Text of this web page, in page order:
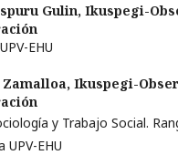
Gulin, Ikuspegi-
EHU
Ikuspegi-
y Trabajo Social.
EHU